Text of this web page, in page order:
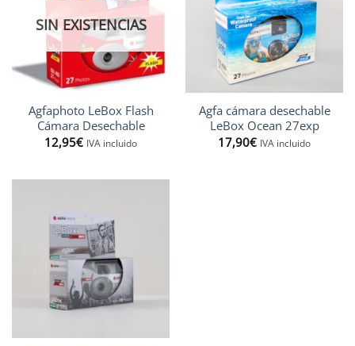
SIN EXISTENCIAS
Agfaphoto LeBox Flash
Cámara Desechable
12,95€ IVA incluido
Agfa cámara desechable
LeBox Ocean 27exp
17,90€ IVA incluido